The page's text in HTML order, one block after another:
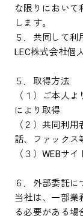
な限りにおいて
します。
５．共同して
LEC株式会社個
５．取得方法
（１）ご本人
により取得
（２）共同利
話、ファックス
（３）WEBサ
６．外部委託に
当社は、一部業
る必要がある場